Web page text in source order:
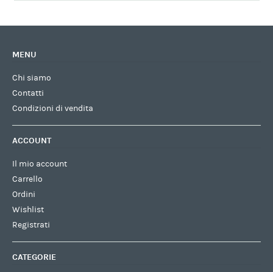
MENU
Chi siamo
Contatti
Condizioni di vendita
ACCOUNT
Il mio account
Carrello
Ordini
Wishlist
Registrati
CATEGORIE